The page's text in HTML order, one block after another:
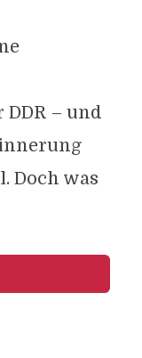
– und
Doch was